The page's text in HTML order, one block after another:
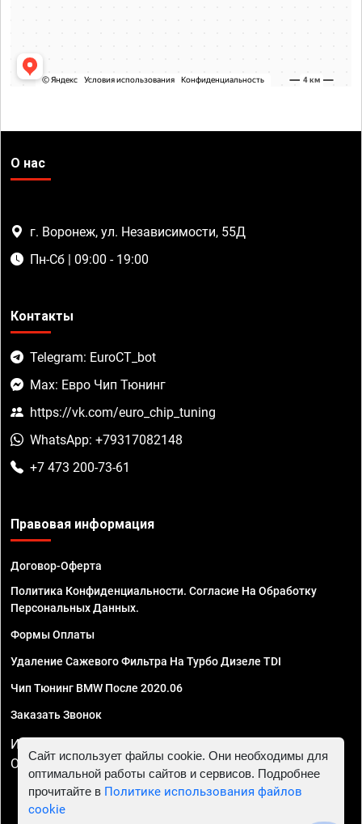
О нас
г. Воронеж, ул. Независимости, 55Д
Пн-Сб | 09:00 - 19:00
Контакты
Telegram: EuroCT_bot
Max: Евро Чип Тюнинг
https://vk.com/euro_chip_tuning
WhatsApp: +79317082148
+7 473 200-73-61
Правовая информация
Договор-Оферта
Политика Конфиденциальности. Согласие На Обработку
Персональных Данных.
Формы Оплаты
Удаление Сажевого Фильтра На Турбо Дизеле TDI
Чип Тюнинг BMW После 2020.06
Заказать Звонок
ИП Смирнов Георгий Павлович. ИНН 781302555843,
ОГРНИП 324470400032610
Сайт использует файлы cookie. Они необходимы для
оптимальной работы сайтов и сервисов. Подробнее
прочитайте в Политике использования файлов
cookie